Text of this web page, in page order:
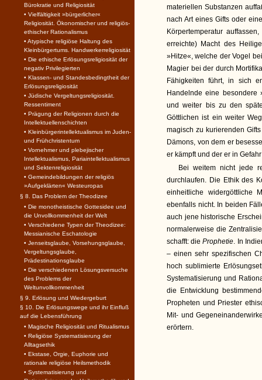
materiellen Substanzen
nach Art eines Gifts oder
Körpertemperatur
erreichte) Macht des
»Hitze«, welche der Vogel
Magier bei der durch
Fähigkeiten führt, in sich
Handelnde eine besondere
und weiter bis zu den
Göttlichen ist ein weiter
magisch zu kurierenden
Dämons, von dem er
er kämpft und der er in
Bei weitem nicht jede
durchlaufen. Die Ethik des
einheitliche widergöttliche
ebenfalls nicht. In beiden
auch jene historische
normalerweise die
schafft: dieProphetie. In
– einen sehr spezifischen
hoch sublimierte
Systematisierung und
die Entwicklung
Propheten und Priester
Mit- und
erörtern.
Bürokratie und Religiosität
• Vielfältigkeit »bürgerlicher«
Religiosität. Ökonomischer und religiös-
ethischer Rationalismus
• Atypische religiöse Haltung des
Kleinbürgertums. Handwerkerreligiosität
• Die ethische Erlösungsreligiosität der
negativ Privilegierten
• Klassen- und Standesbedingtheit der
Erlösungsreligiosität
• Jüdische Vergeltungsreligiosität.
Ressentiment
• Prägung der Religionen durch die
Intellektuellenschichten
• Kleinbürgerintellektualismus im Juden-
und Frühchristentum
• Vornehmer und plebejischer
Intellektualismus, Pariaintellektualismus
und Sektenreligiosität
• Gemeindebildungen der religiös
»Aufgeklärten« Westeuropas
§ 8. Das Problem der Theodizee
• Die monotheistische Gottesidee und
die Unvollkommenheit der Welt
• Verschiedene Typen der Theodizee:
Messianische Eschatologie
• Jenseitsglaube, Vorsehungsglaube,
Vergeltungsglaube,
Prädestinationsglaube
• Die verschiedenen Lösungsversuche
des Problems der
Weltunvollkommenheit
§ 9. Erlösung und Wiedergeburt
§ 10. Die Erlösungswege und ihr Einfluß
auf die Lebensführung
• Magische Religiosität und Ritualismus
• Religiöse Systematisierung der
Alltagsethik
• Ekstase, Orgie, Euphorie und
rationale religiöse Heilsmethodik
• Systematisierung und